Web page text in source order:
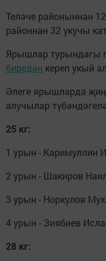
Теләче районыннан
районнан 32 укучы
Ярышлар турындагы
биредән кереп укый
Әлеге ярышларда
алучылар
25 кг:
1 урын - Каримуллин
2 урын - Шакиров
3 урын - Норкулов
4 урын - Зиябиев
28 кг: